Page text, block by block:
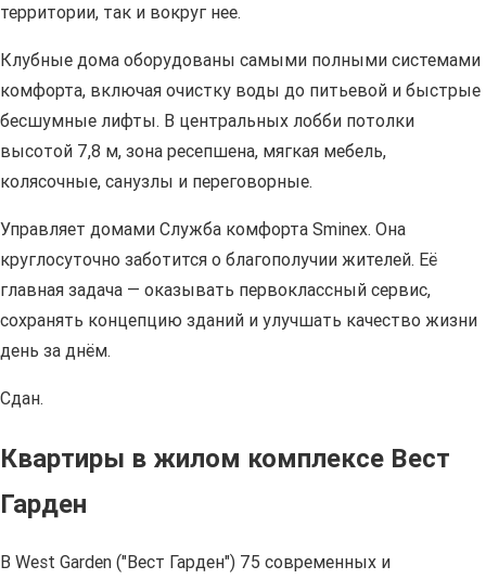
территории, так и вокруг нее.
Клубные дома оборудованы самыми полными системами
комфорта, включая очистку воды до питьевой и быстрые
бесшумные лифты. В центральных лобби потолки
высотой 7,8 м, зона ресепшена, мягкая мебель,
колясочные, санузлы и переговорные.
Управляет домами Служба комфорта Sminex. Она
круглосуточно заботится о благополучии жителей. Её
главная задача — оказывать первоклассный сервис,
сохранять концепцию зданий и улучшать качество жизни
день за днём.
Сдан.
Квартиры в жилом комплексе Вест
Гарден
В West Garden ("Вест Гарден") 75 современных и